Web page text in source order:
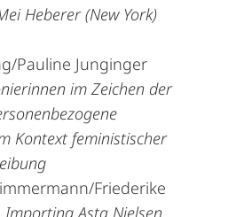
Heberer (New York)
Pauline Junginger
im Zeichen der
Kontext feministischer
Friederike
Importing Asta Nielsen